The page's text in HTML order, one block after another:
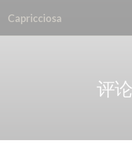
Capricciosa
评论